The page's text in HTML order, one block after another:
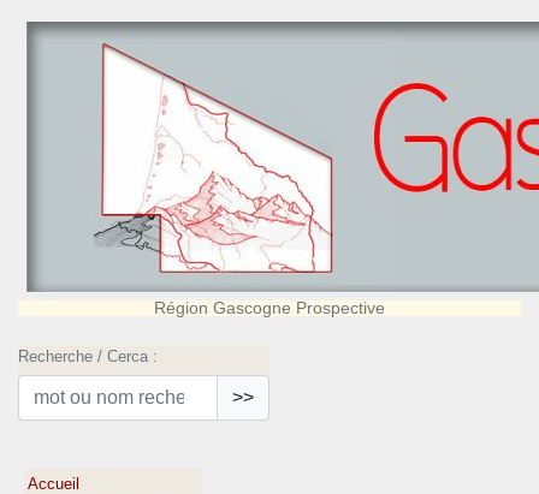
Région Gascogne Prospective
Recherche / Cerca :
>>
Accueil